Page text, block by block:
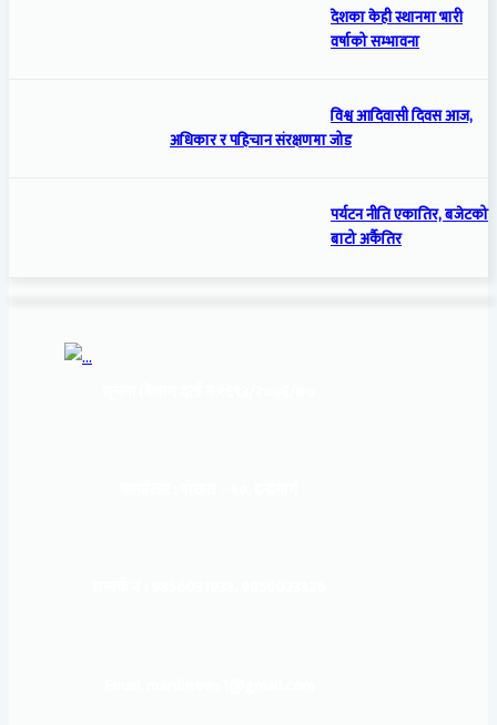
देशका केही स्थानमा भारी
वर्षाको सम्भावना
विश्व आदिवासी दिवस आज,
अधिकार र पहिचान संरक्षणमा जोड
पर्यटन नीति एकातिर, बजेटको
बाटो अर्कैतिर